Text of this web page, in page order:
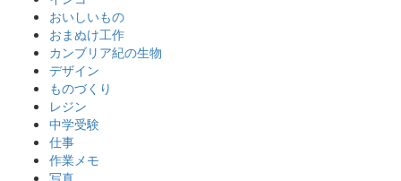
おいしいもの
おまぬけ工作
カンブリア紀の生物
デザイン
ものづくり
レジン
中学受験
仕事
作業メモ
写真